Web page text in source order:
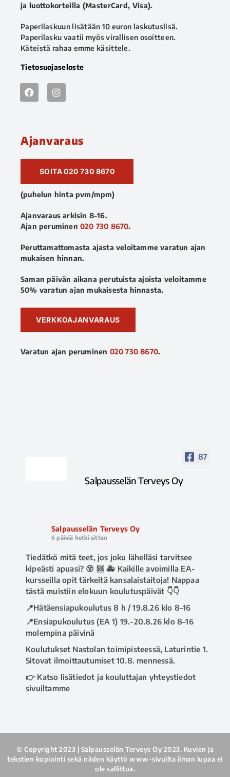
ja luottokorteilla (MasterCard, Visa).
Paperilaskuun lisätään 10 euron laskutuslisä.
Paperilasku vaatii myös virallisen osoitteen.
Käteistä rahaa emme käsittele.
Tietosuojaseloste
Ajanvaraus
SOITA 020 730 8670
(puhelun hinta pvm/mpm)
Ajanvaraus arkisin 8-16.
Ajan peruminen 020 730 8670.
Peruttamattomasta ajasta veloitamme varatun ajan
mukaisen hinnan.
Saman päivän aikana perutuista ajoista veloitamme
50% varatun ajan mukaisesta hinnasta.
VERKKOAJANVARAUS
Varatun ajan peruminen 020 730 8670.
87
Salpausselän Terveys Oy
Salpausselän Terveys Oy
6 päiviä hetki sitten
Tiedätkö mitä teet, jos joku lähelläsi tarvitsee
kipeästi apuasi? 😵 🆘 🚑 Kaikille avoimilla EA-
kursseilla opit tärkeitä kansalaistaitoja! Nappaa
tästä muistiin elokuun koulutuspäivät 👇👇
📍Hätäensiapukoulutus 8 h / 19.8.26 klo 8–16
📍Ensiapukoulutus (EA 1) 19.-20.8.26 klo 8–16
molempina päivinä
Koulutukset Nastolan toimipisteessä, Laturintie 1.
Sitovat ilmoittautumiset 10.8. mennessä.
👉 Katso lisätiedot ja kouluttajan yhteystiedot
sivuiltamme
#salpausselänterveys #terveyspalvelut #lahti
#nastola
© Copyright 2023 | Salpausselän Terveys Oy 2023. Kuvien ja
tekstien kopiointi sekä niiden käyttö www-sivuilta ilman lupaa ei
ole sallittua.